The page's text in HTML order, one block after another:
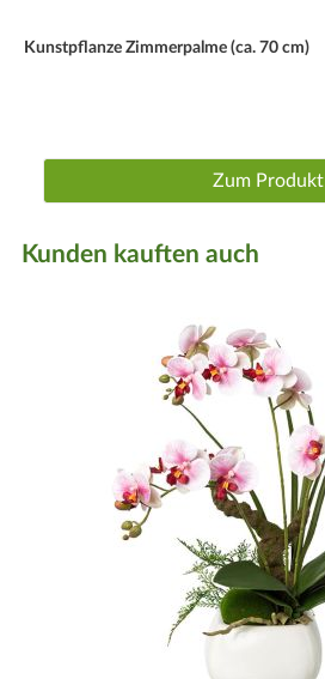
Kunstpflanze Zimmerpalme (ca. 70 cm)
Zum Produkt
Kunden kauften auch